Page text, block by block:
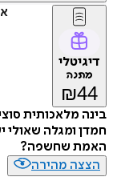
איזה
₪
מלאכותית
ומגלה שאולי יש
שחשפה?
מהירה